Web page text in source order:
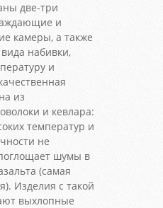
две-три
и
камеры, а также
набивки,
и
из
и кевлара:
температур и
не
шумы в
(самая
Изделия с такой
выхлопные